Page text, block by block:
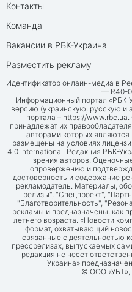
Контакты
Команда
Вакансии в РБК-Украина
Разместить рекламу
Идентификатор онлайн-медиа в
— R40-
Информационный портал «РБК-
версию (украинскую, русскую и
портала – https://www.rbc.ua.
принадлежат их
авторами которых
размещены на условиях
4.0 International. Редакция РБК-
зрения авторов.
опровержению и
достоверность и содержание
рекламодатель. Материалы,
релизы", "Спецпроект",
"Благотворительность",
рекламы и предназначены, как
летнего возраста. «Новости
формат, охватывающий
связанные с деятельностью
прессрелизах, выпускаемых
редакция не несет
Украина»
© ООО «УБТ»,